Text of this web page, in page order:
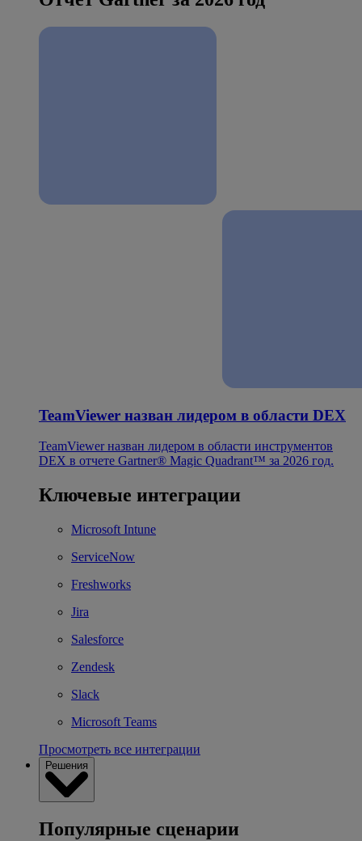
TeamViewer назван лидером в области DEX
TeamViewer назван лидером в области инструментов
DEX в отчете Gartner® Magic Quadrant™ за 2026 год.
Ключевые интеграции
Microsoft Intune
ServiceNow
Freshworks
Jira
Salesforce
Zendesk
Slack
Microsoft Teams
Просмотреть все интеграции
Решения
Популярные сценарии